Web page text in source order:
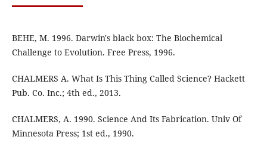
BEHE, M. 1996. Darwin's black box: The Biochemical
Challenge to Evolution. Free Press, 1996.
CHALMERS A. What Is This Thing Called Science? Hackett
Pub. Co. Inc.; 4th ed., 2013.
CHALMERS, A. 1990. Science And Its Fabrication. Univ Of
Minnesota Press; 1st ed., 1990.